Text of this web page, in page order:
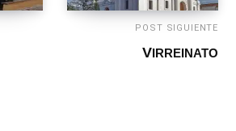
POST SIGUIENTE
VIRREINATO